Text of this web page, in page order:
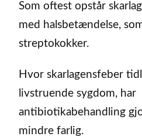
Som oftest opstår
med halsbetændelse,
streptokokker.
Hvor skarlagensfeber
livstruende sygdom, har
antibiotikabehandling
mindre farlig.